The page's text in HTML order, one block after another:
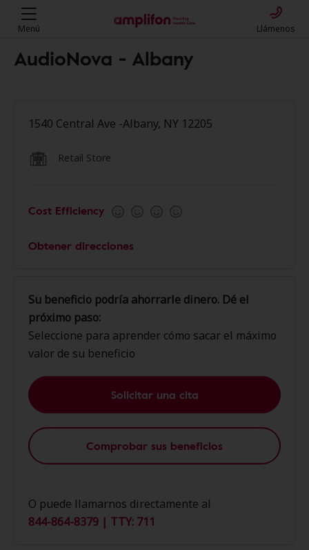
Menú Llámenos
AudioNova - Albany
1540 Central Ave -Albany, NY 12205
Retail Store
Cost Efficiency
Obtener direcciones
Su beneficio podría ahorrarle dinero. Dé el
próximo paso:
Seleccione para aprender cómo sacar el máximo
valor de su beneficio
Solicitar una cita
Comprobar sus beneficios
O puede llamarnos directamente al
844-864-8379 | TTY: 711